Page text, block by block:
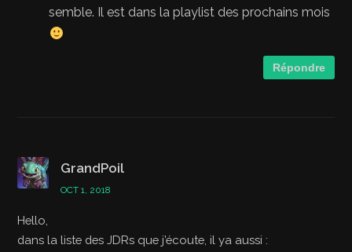
semble. Il est dans la playlist des prochains mois
Répondre
GrandPoil
OCT 1, 2018
Hello,
dans la liste des JDRs que j’écoute, il ya aussi :